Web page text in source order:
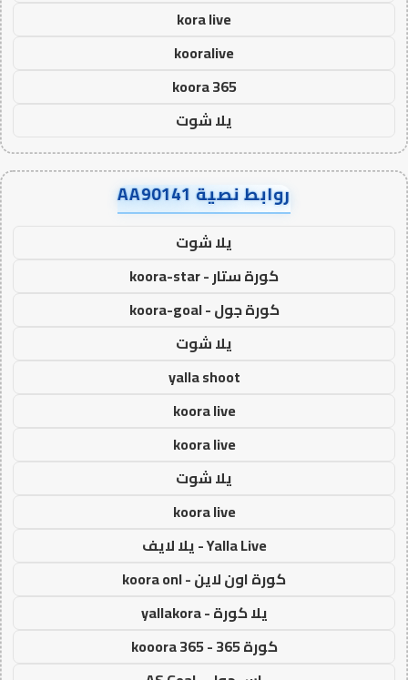
kora live
kooralive
koora 365
يلا شوت
روابط نصية AA90141
يلا شوت
كورة ستار - koora-star
كورة جول - koora-goal
يلا شوت
yalla shoot
koora live
koora live
يلا شوت
koora live
Yalla Live - يلا لايف
كورة اون لاين - koora onl
يلا كورة - yallakora
كورة 365 - kooora 365